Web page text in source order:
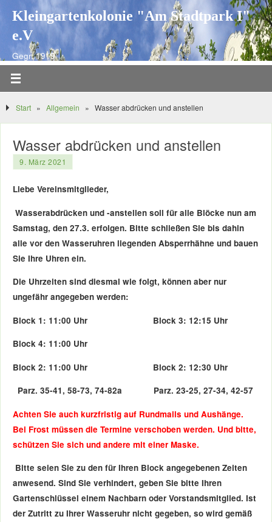
Kleingartenkolonie "Am Stadtpark I"
e.V
Gegr. 1919
Start » Allgemein » Wasser abdrücken und anstellen
Wasser abdrücken und anstellen
9. März 2021
Liebe Vereinsmitglieder,
Wasserabdrücken und -anstellen soll für alle Blöcke nun am
Samstag, den 27.3. erfolgen. Bitte schließen Sie bis dahin
alle vor den Wasseruhren liegenden Absperrhähne und bauen
Sie Ihre Uhren ein.
Die Uhrzeiten sind diesmal wie folgt, können aber nur
ungefähr angegeben werden:
Block 1: 11:00 Uhr Block 3: 12:15 Uhr
Block 4: 11:00 Uhr
Block 2: 11:00 Uhr Block 2: 12:30 Uhr
Parz. 35-41, 58-73, 74-82a Parz. 23-25, 27-34, 42-57
Achten Sie auch kurzfristig auf Rundmails und Aushänge.
Bei Frost müssen die Termine verschoben werden. Und bitte,
schützen Sie sich und andere mit einer Maske.
Bitte seien Sie zu den für Ihren Block angegebenen Zeiten
anwesend. Sind Sie verhindert, geben Sie bitte Ihren
Gartenschlüssel einem Nachbarn oder Vorstandsmitglied. Ist
der Zutritt zu Ihrer Wasseruhr nicht gegeben, so wird gemäß